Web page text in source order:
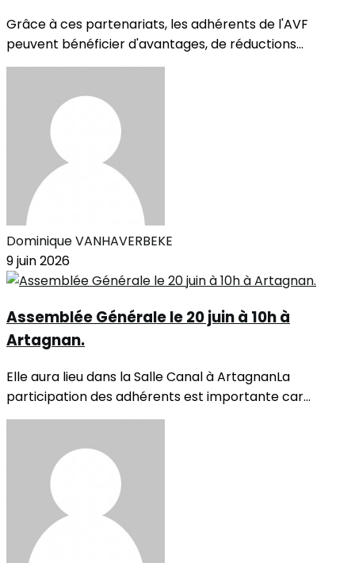
Grâce à ces partenariats, les adhérents de l'AVF
peuvent bénéficier d'avantages, de réductions...
Dominique VANHAVERBEKE
9 juin 2026
Assemblée Générale le 20 juin à 10h à
Artagnan.
Elle aura lieu dans la Salle Canal à ArtagnanLa
participation des adhérents est importante car...